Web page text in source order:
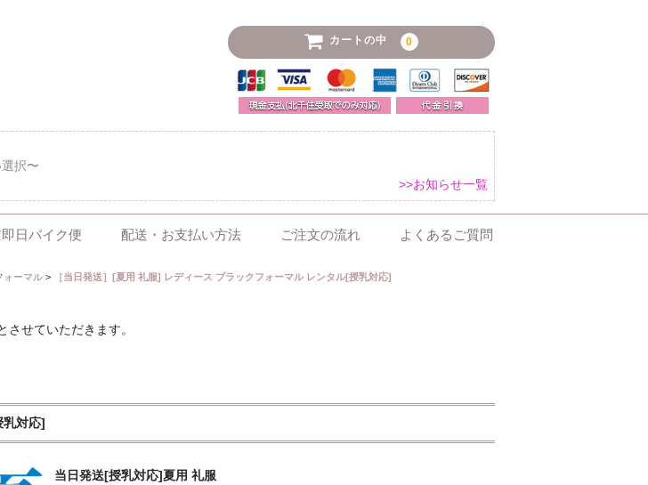
カートの中 0
択〜
>>お知らせ一覧
日バイク便 配送・お支払い方法 ご注文の流れ よくあるご質問
ォーマル> ［当日発送］[夏用 礼服] レディース ブラックフォーマル レンタル[授乳対応]
させていただきます。
乳対応]
当日発送[授乳対応]夏用 礼服